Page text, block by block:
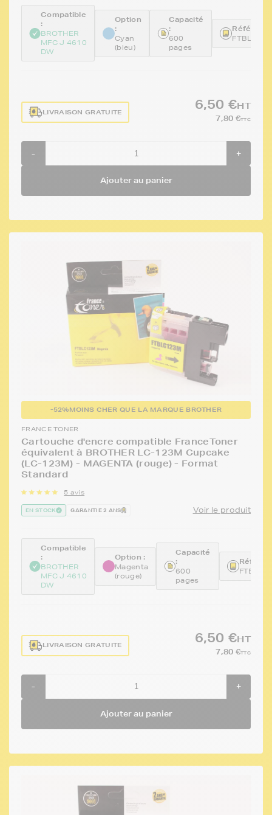
Compatible
:
BROTHER
MFC J 4610
DW
Option
:
Cyan
(bleu)
Capacité
:
600
pages
LIVRAISON GRATUITE
6,50 €HT
7,80 €TTC
- +
Ajouter au panier
-52%MOINS CHER QUE LA MARQUE BROTHER
FRANCE TONER
Cartouche d'encre compatible FranceToner
équivalent à BROTHER LC-123M Cupcake
(LC-123M) - MAGENTA (rouge) - Format
Standard
5 avis
EN STOCK GARANTIE 2 ANS Voir le produit
Compatible
:
BROTHER
MFC J 4610
DW
Option :
Magenta
(rouge)
Capacité
:
600
pages
LIVRAISON GRATUITE
6,50 €HT
7,80 €TTC
- +
Ajouter au panier